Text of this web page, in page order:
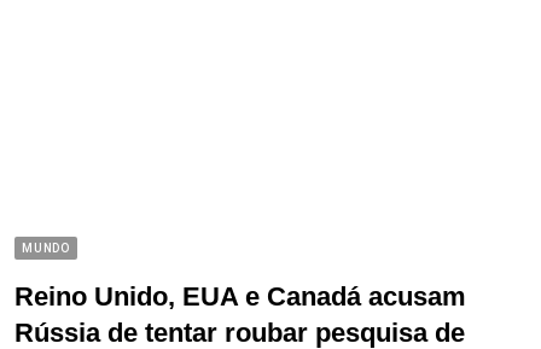
MUNDO
Reino Unido, EUA e Canadá acusam
Rússia de tentar roubar pesquisa de